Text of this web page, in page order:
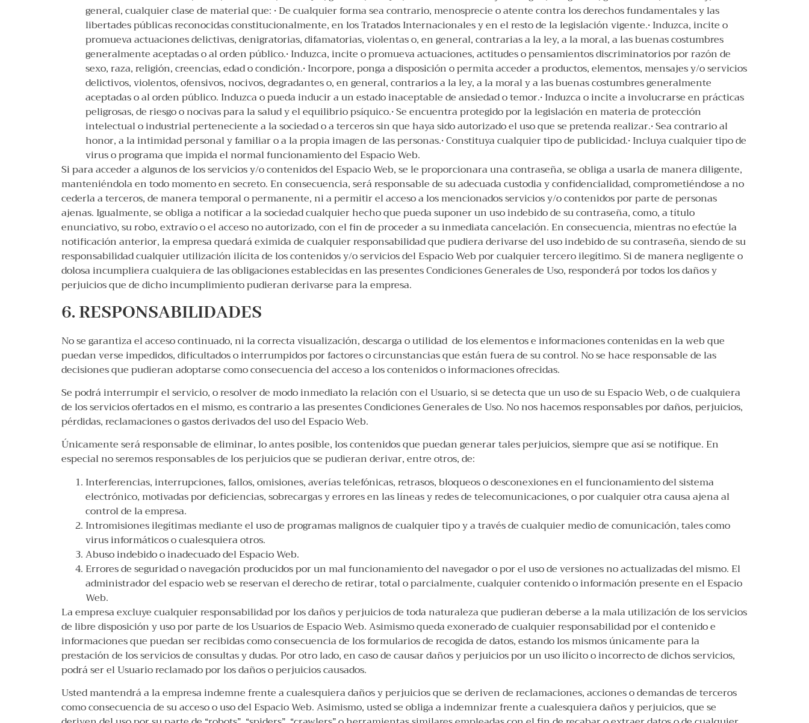
general, cualquier clase de material que: • De cualquier forma sea contrario, menosprecie o atente contra los derechos fundamentales y las
libertades públicas reconocidas constitucionalmente, en los Tratados Internacionales y en el resto de la legislación vigente.• Induzca, incite o
promueva actuaciones delictivas, denigratorias, difamatorias, violentas o, en general, contrarias a la ley, a la moral, a las buenas costumbres
generalmente aceptadas o al orden público.• Induzca, incite o promueva actuaciones, actitudes o pensamientos discriminatorios por razón de
sexo, raza, religión, creencias, edad o condición.• Incorpore, ponga a disposición o permita acceder a productos, elementos, mensajes y/o servicios
delictivos, violentos, ofensivos, nocivos, degradantes o, en general, contrarios a la ley, a la moral y a las buenas costumbres generalmente
aceptadas o al orden público. Induzca o pueda inducir a un estado inaceptable de ansiedad o temor.• Induzca o incite a involucrarse en prácticas
peligrosas, de riesgo o nocivas para la salud y el equilibrio psíquico.• Se encuentra protegido por la legislación en materia de protección
intelectual o industrial perteneciente a la sociedad o a terceros sin que haya sido autorizado el uso que se pretenda realizar.• Sea contrario al
honor, a la intimidad personal y familiar o a la propia imagen de las personas.• Constituya cualquier tipo de publicidad.• Incluya cualquier tipo de
virus o programa que impida el normal funcionamiento del Espacio Web.
Si para acceder a algunos de los servicios y/o contenidos del Espacio Web, se le proporcionara una contraseña, se obliga a usarla de manera diligente,
manteniéndola en todo momento en secreto. En consecuencia, será responsable de su adecuada custodia y confidencialidad, comprometiéndose a no
cederla a terceros, de manera temporal o permanente, ni a permitir el acceso a los mencionados servicios y/o contenidos por parte de personas
ajenas. Igualmente, se obliga a notificar a la sociedad cualquier hecho que pueda suponer un uso indebido de su contraseña, como, a título
enunciativo, su robo, extravío o el acceso no autorizado, con el fin de proceder a su inmediata cancelación. En consecuencia, mientras no efectúe la
notificación anterior, la empresa quedará eximida de cualquier responsabilidad que pudiera derivarse del uso indebido de su contraseña, siendo de su
responsabilidad cualquier utilización ilícita de los contenidos y/o servicios del Espacio Web por cualquier tercero ilegítimo. Si de manera negligente o
dolosa incumpliera cualquiera de las obligaciones establecidas en las presentes Condiciones Generales de Uso, responderá por todos los daños y
perjuicios que de dicho incumplimiento pudieran derivarse para la empresa.
6. RESPONSABILIDADES
No se garantiza el acceso continuado, ni la correcta visualización, descarga o utilidad de los elementos e informaciones contenidas en la web que
puedan verse impedidos, dificultados o interrumpidos por factores o circunstancias que están fuera de su control. No se hace responsable de las
decisiones que pudieran adoptarse como consecuencia del acceso a los contenidos o informaciones ofrecidas.
Se podrá interrumpir el servicio, o resolver de modo inmediato la relación con el Usuario, si se detecta que un uso de su Espacio Web, o de cualquiera
de los servicios ofertados en el mismo, es contrario a las presentes Condiciones Generales de Uso. No nos hacemos responsables por daños, perjuicios,
pérdidas, reclamaciones o gastos derivados del uso del Espacio Web.
Únicamente será responsable de eliminar, lo antes posible, los contenidos que puedan generar tales perjuicios, siempre que así se notifique. En
especial no seremos responsables de los perjuicios que se pudieran derivar, entre otros, de:
Interferencias, interrupciones, fallos, omisiones, averías telefónicas, retrasos, bloqueos o desconexiones en el funcionamiento del sistema
electrónico, motivadas por deficiencias, sobrecargas y errores en las líneas y redes de telecomunicaciones, o por cualquier otra causa ajena al
control de la empresa.
Intromisiones ilegítimas mediante el uso de programas malignos de cualquier tipo y a través de cualquier medio de comunicación, tales como
virus informáticos o cualesquiera otros.
Abuso indebido o inadecuado del Espacio Web.
Errores de seguridad o navegación producidos por un mal funcionamiento del navegador o por el uso de versiones no actualizadas del mismo. El
administrador del espacio web se reservan el derecho de retirar, total o parcialmente, cualquier contenido o información presente en el Espacio
Web.
La empresa excluye cualquier responsabilidad por los daños y perjuicios de toda naturaleza que pudieran deberse a la mala utilización de los servicios
de libre disposición y uso por parte de los Usuarios de Espacio Web. Asimismo queda exonerado de cualquier responsabilidad por el contenido e
informaciones que puedan ser recibidas como consecuencia de los formularios de recogida de datos, estando los mismos únicamente para la
prestación de los servicios de consultas y dudas. Por otro lado, en caso de causar daños y perjuicios por un uso ilícito o incorrecto de dichos servicios,
podrá ser el Usuario reclamado por los daños o perjuicios causados.
Usted mantendrá a la empresa indemne frente a cualesquiera daños y perjuicios que se deriven de reclamaciones, acciones o demandas de terceros
como consecuencia de su acceso o uso del Espacio Web. Asimismo, usted se obliga a indemnizar frente a cualesquiera daños y perjuicios, que se